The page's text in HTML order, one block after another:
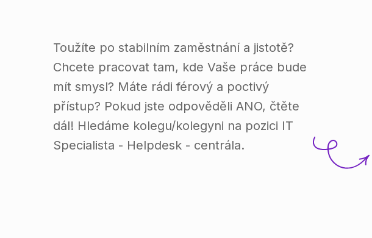
Toužíte po stabilním zaměstnání a jistotě?
Chcete pracovat tam, kde Vaše práce bude
mít smysl? Máte rádi férový a poctivý
přístup? Pokud jste odpověděli ANO, čtěte
dál! Hledáme kolegu/kolegyni na pozici IT
Specialista - Helpdesk - centrála.